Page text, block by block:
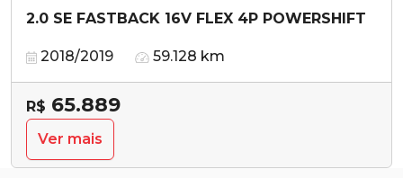
2.0 SE FASTBACK 16V FLEX 4P POWERSHIFT
2018/2019 59.128 km
R$ 65.889
Ver mais